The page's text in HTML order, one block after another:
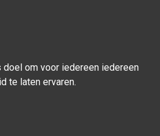
doel om voor iedereen iedereen
te laten ervaren.